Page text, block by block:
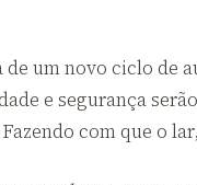
de um novo ciclo de
e segurança
com que o